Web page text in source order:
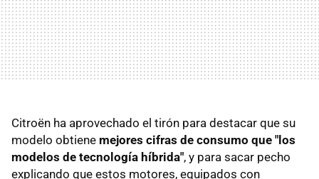
Citroën ha aprovechado el tirón para destacar que su
modelo obtiene mejores cifras de consumo que "los
modelos de tecnología híbrida", y para sacar pecho
explicando que estos motores, equipados con